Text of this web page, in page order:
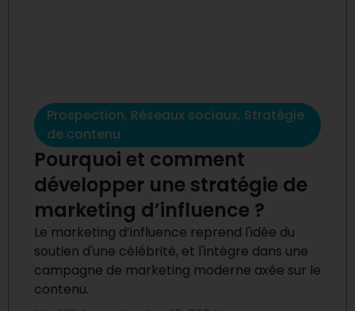
Prospection, Réseaux sociaux, Stratégie
de contenu
Pourquoi et comment
développer une stratégie de
marketing d’influence ?
Le marketing d’influence reprend l'idée du
soutien d'une célébrité, et l'intègre dans une
campagne de marketing moderne axée sur le
contenu.